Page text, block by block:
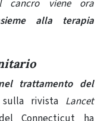
cancro viene ora
alla terapia
trattamento del
rivista Lancet